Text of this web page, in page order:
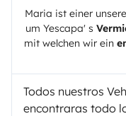
Maria ist einer
um Yescapa' s
mit welchen wir ein
Todos nuestros
encontraras todo